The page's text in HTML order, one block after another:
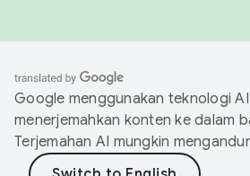
Google menggunakan teknologi
menerjemahkan konten ke dalam
Terjemahan AI mungkin